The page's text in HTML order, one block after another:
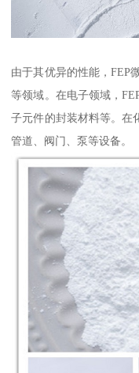
由于其优异的性能，FEP
等领域。在电子领域，
子元件的封装材料等。在
管道、阀门、泵等设备。